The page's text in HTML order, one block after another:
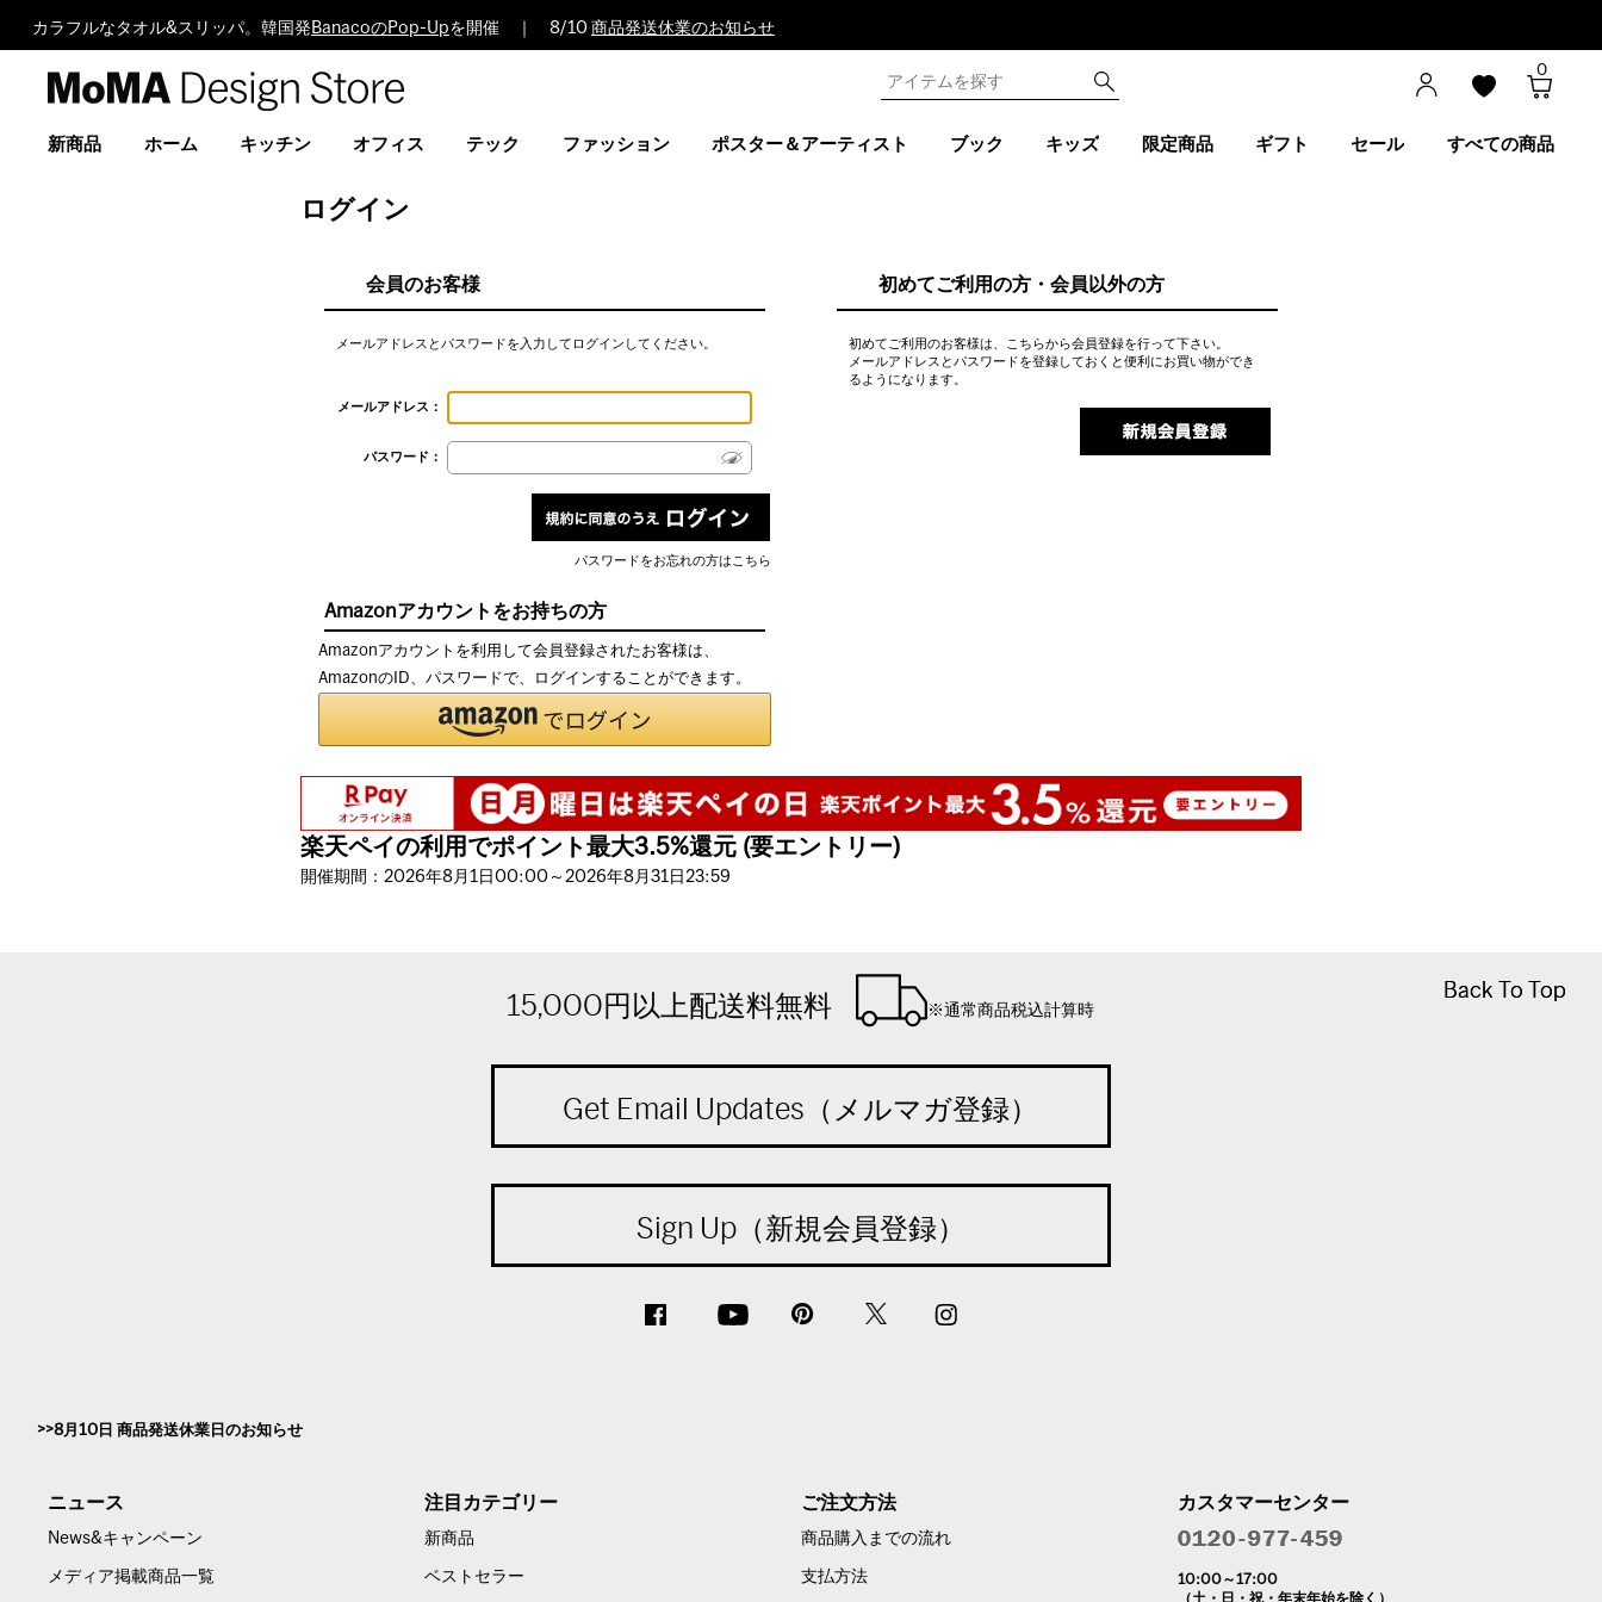
カラフルなタオル&スリッパ。韓国発 BanacoのPop-Upを開催 ｜ 8/10 商品発送休業のお知らせ
Design
0
新商品 ホーム キッチン オフィス テック ファッション ポスター＆アーティスト ブック キッズ 限定商品 ギフト セール すべての商品
ログイン
会員のお客様
メールアドレスとパスワードを入力してログインしてください。
メールアドレス：
パスワード：
パスワードをお忘れの方はこちら
初めてご利用の方・会員以外の方
初めてご利用のお客様は、こちらから会員登録を行って下さい。
メールアドレスとパスワードを登録しておくと便利にお買い物ができ
るようになります。
Amazonアカウントをお持ちの方
Amazonアカウントを利用して会員登録されたお客様は、
AmazonのID、パスワードで、ログインすることができます。
楽天ペイの利用でポイント最大3.5%還元 (要エントリー)
開催期間：2026年8月1日00:00～2026年8月31日23:59
Back To Top
Back To Top
15,000円以上配送料無料 ※通常商品税込計算時
Get Email Updates（メルマガ登録）
Sign Up（新規会員登録）
8月10日 商品発送休業日のお知らせ
ニュース
News&キャンペーン
メディア掲載商品一覧
注目カテゴリー
新商品
ベストセラー
ご注文方法
商品購入までの流れ
支払方法
カスタマーセンター
10:00～17:00
（土・日・祝・年末年始を除く）